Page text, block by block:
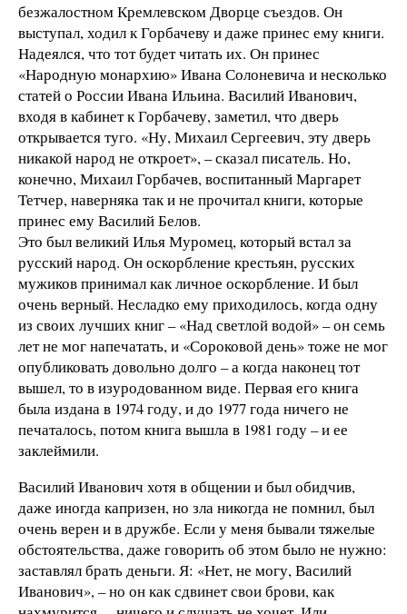
безжалостном Кремлевском Дворце съездов. Он
выступал, ходил к Горбачеву и даже принес ему книги.
Надеялся, что тот будет читать их. Он принес
«Народную монархию» Ивана Солоневича и несколько
статей о России Ивана Ильина. Василий Иванович,
входя в кабинет к Горбачеву, заметил, что дверь
открывается туго. «Ну, Михаил Сергеевич, эту дверь
никакой народ не откроет», – сказал писатель. Но,
конечно, Михаил Горбачев, воспитанный Маргарет
Тетчер, наверняка так и не прочитал книги, которые
принес ему Василий Белов.
Это был великий Илья Муромец, который встал за
русский народ. Он оскорбление крестьян, русских
мужиков принимал как личное оскорбление. И был
очень верный. Несладко ему приходилось, когда одну
из своих лучших книг – «Над светлой водой» – он семь
лет не мог напечатать, и «Сороковой день» тоже не мог
опубликовать довольно долго – а когда наконец тот
вышел, то в изуродованном виде. Первая его книга
была издана в 1974 году, и до 1977 года ничего не
печаталось, потом книга вышла в 1981 году – и ее
заклеймили.
Василий Иванович хотя в общении и был обидчив,
даже иногда капризен, но зла никогда не помнил, был
очень верен и в дружбе. Если у меня бывали тяжелые
обстоятельства, даже говорить об этом было не нужно:
заставлял брать деньги. Я: «Нет, не могу, Василий
Иванович», – но он как сдвинет свои брови, как